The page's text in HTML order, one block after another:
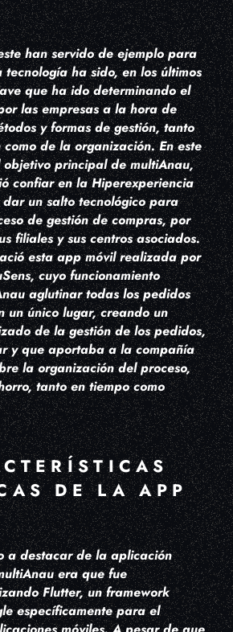
han servido de ejemplo para
ha sido, en los últimos
que ha ido determinando el
las empresas a la hora de
y formas de gestión, tanto
de la organización. En este
objetivo principal de multiAnau,
confiar en la Hiperexperiencia
un salto tecnológico para
de gestión de compras, por
filiales y sus centros asociados.
esta app móvil realizada por
cuyo funcionamiento
aglutinar todas los pedidos
un único lugar, creando un
de la gestión de los pedidos,
y que aportaba a la compañía
la organización del proceso,
tanto en tiempo como
DE LA APP
a destacar de la aplicación
era que fue
Flutter, un framework
específicamente para el